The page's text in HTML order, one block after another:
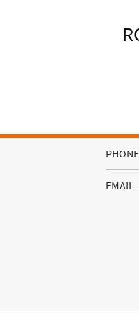
PHONE
EMAIL